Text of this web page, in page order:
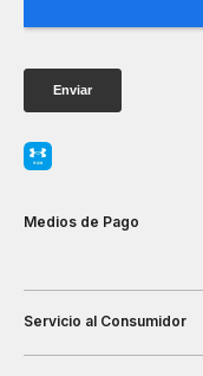
Medios de Pago
Servicio al Consumidor